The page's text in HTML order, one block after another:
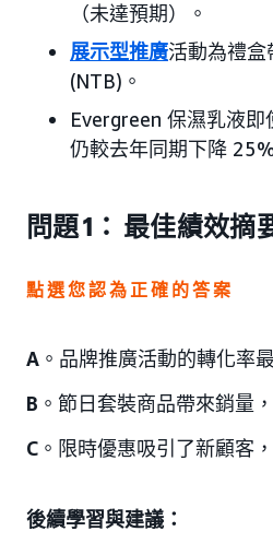
（未達預期）。
展示型推廣活動為禮
(NTB)。
Evergreen 保濕乳液
仍較去年同期下降
問題 1： 最佳績效摘
點選您認為正確的答案
A 。品牌推廣活動的轉化率
B 。節日套裝商品帶來銷量
C 。限時優惠吸引了新顧客
後續學習與建議：